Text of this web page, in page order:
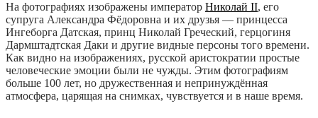
На фотографиях изображены император Николай II, его
супруга Александра Фёдоровна и их друзья — принцесса
Ингеборга Датская, принц Николай Греческий, герцогиня
Дармштадтская Даки и другие видные персоны того времени.
Как видно на изображениях, русской аристократии простые
человеческие эмоции были не чужды. Этим фотографиям
больше 100 лет, но дружественная и непринуждённая
атмосфера, царящая на снимках, чувствуется и в наше время.